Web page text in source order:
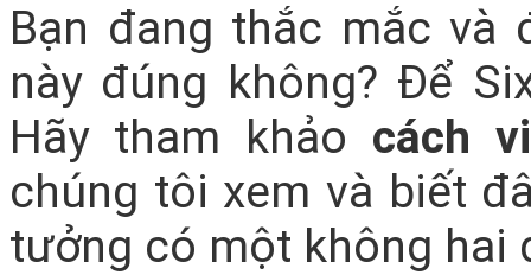
Bạn đang thắc mắc
này đúng không? Để
Hãy tham khảo cách
chúng tôi xem và biết
tưởng có một không hai